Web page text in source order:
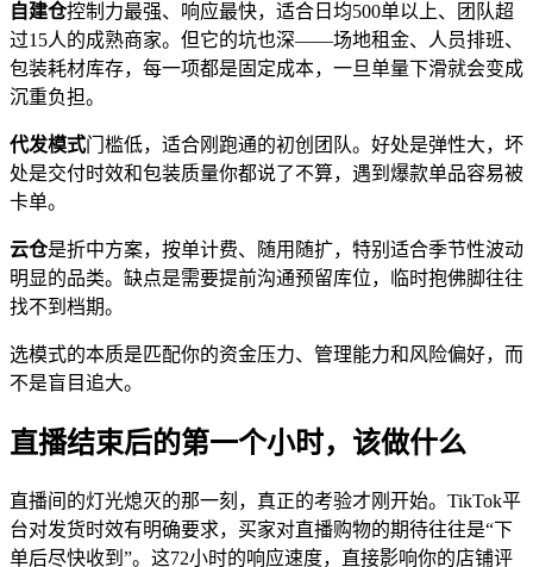
自建仓控制力最强、响应最快，适合日均500单以上、团队超
过15人的成熟商家。但它的坑也深——场地租金、人员排班、
包装耗材库存，每一项都是固定成本，一旦单量下滑就会变成
沉重负担。
代发模式门槛低，适合刚跑通的初创团队。好处是弹性大，坏
处是交付时效和包装质量你都说了不算，遇到爆款单品容易被
卡单。
云仓是折中方案，按单计费、随用随扩，特别适合季节性波动
明显的品类。缺点是需要提前沟通预留库位，临时抱佛脚往往
找不到档期。
选模式的本质是匹配你的资金压力、管理能力和风险偏好，而
不是盲目追大。
直播结束后的第一个小时，该做什么
直播间的灯光熄灭的那一刻，真正的考验才刚开始。TikTok平
台对发货时效有明确要求，买家对直播购物的期待往往是“下
单后尽快收到”。这72小时的响应速度，直接影响你的店铺评